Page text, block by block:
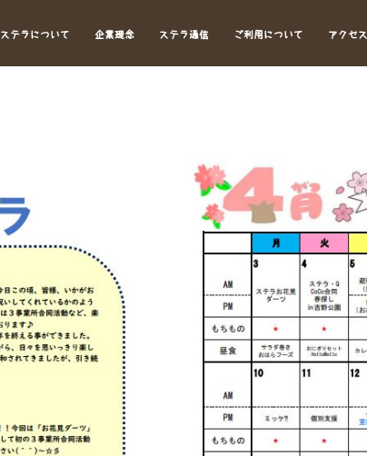
ステラについて 企業理念 ステラ通信 ご利用について アクセス